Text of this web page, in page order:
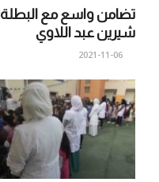
تضامن واسع مع البطلة
شيرين عبد اللاوي
2021-11-06